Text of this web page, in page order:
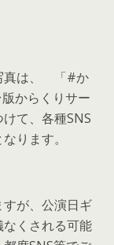
真は、 「#か
からくりサー
て、各種SNS
ります。
が、公演日ギ
くされる可能